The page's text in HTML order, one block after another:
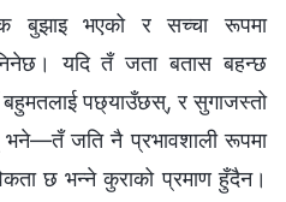
बुझाइ भएको र सच्‍चा रूपमा
यदि तँ जता बतास बहन्छ
पछ्याउँछस्, र सुगाजस्तो
जति नै प्रभावशाली रूपमा
छ भन्ने कुराको प्रमाण हुँदैन।